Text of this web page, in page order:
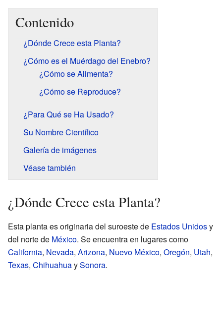
Contenido
¿Dónde Crece esta Planta?
¿Cómo es el Muérdago del Enebro?
¿Cómo se Alimenta?
¿Cómo se Reproduce?
¿Para Qué se Ha Usado?
Su Nombre Científico
Galería de imágenes
Véase también
¿Dónde Crece esta Planta?
Esta planta es originaria del suroeste de Estados Unidosy
del norte de México. Se encuentra en lugares como
California, Nevada, Arizona, Nuevo México, Oregón, Utah,
Texas, ChihuahuaySonora.